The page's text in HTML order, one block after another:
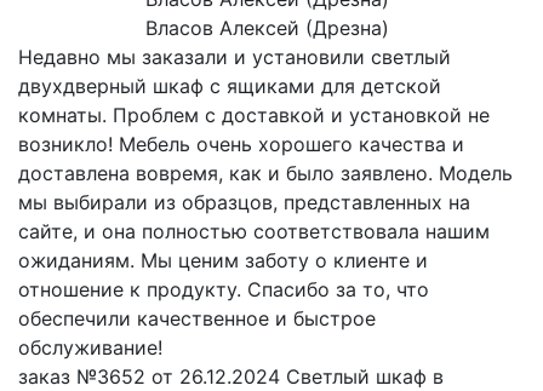
Власов Алексей (Дрезна)
Недавно мы заказали и установили светлый
двухдверный шкаф с ящиками для детской
комнаты. Проблем с доставкой и установкой не
возникло! Мебель очень хорошего качества и
доставлена вовремя, как и было заявлено. Модель
мы выбирали из образцов, представленных на
сайте, и она полностью соответствовала нашим
ожиданиям. Мы ценим заботу о клиенте и
отношение к продукту. Спасибо за то, что
обеспечили качественное и быстрое
обслуживание!
заказ №3652 от 26.12.2024 Светлый шкаф в